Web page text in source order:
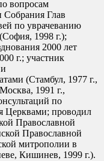
вопросам
Собрания Глав
по уврачеванию
1998 г.);
2000 лет
г.; участник
(Стамбул, 1977 г.,
1991 г.,
по
Церквами; проводил
Православной
Православной
митрополии в
Кишинев, 1999 г.).